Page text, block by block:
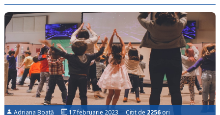
Adriana Boată 17 februarie 2023 Citit de 2256 ori